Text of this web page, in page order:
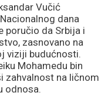
Vučić
dana
poručio da Srbija i
zasnovano na
viziji budućnosti.
Mohamedu bin
zahvalnost na ličnom
odnosa.